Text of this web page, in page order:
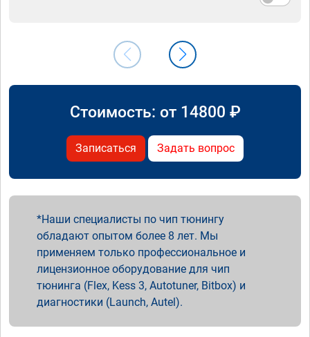
Стоимость: от 14800 ₽
Записаться Задать вопрос
Наши специалисты по чип тюнингу
обладают опытом более 8 лет. Мы
применяем только профессиональное и
лицензионное оборудование для чип
тюнинга (Flex, Kess 3, Autotuner, Bitbox) и
диагностики (Launch, Autel).